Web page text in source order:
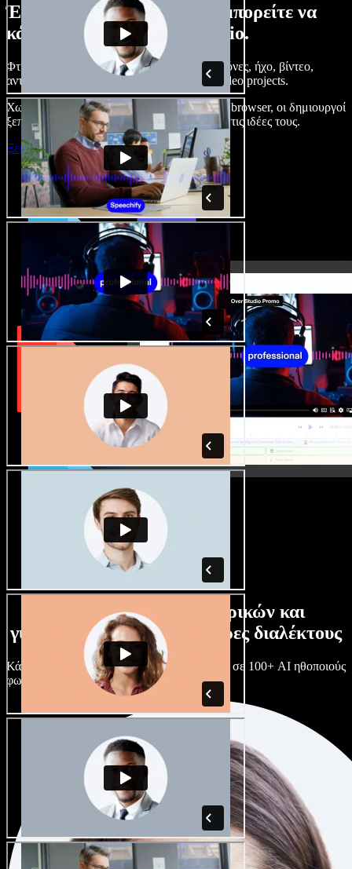
Ένα μικρό δείγμα από όσα μπορείτε να
κάνετε με το Speechify Studio.
Φτιάξτε voice overs, προσθέστε δωρεάν εικόνες, ήχο, βίντεο,
αντιγραφή φωνής – ολοκληρωμένα audio/video projects.
Χωρίς καμπύλη εκμάθησης και με όλα στον browser, οι δημιουργοί
ξεπερνούν τα κλασικά όρια και δίνουν ζωή στις ιδέες τους.
Ξεκινήστε με το Studio
Τεράστια συλλογή ανδρικών και
γυναικείων φωνών με άπειρες διαλέκτους
Κάθε έργο είναι μοναδικό. Διάλεξε ανάμεσα σε 100+ AI ηθοποιούς
φωνής & διαλέκτους και κάν’ τους όπως θες.